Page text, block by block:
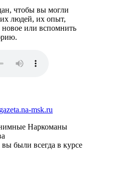
чтобы вы могли
людей, их опыт,
новое или вспомнить
gazeta.na-msk.ru
Наркоманы
вы были всегда в курсе